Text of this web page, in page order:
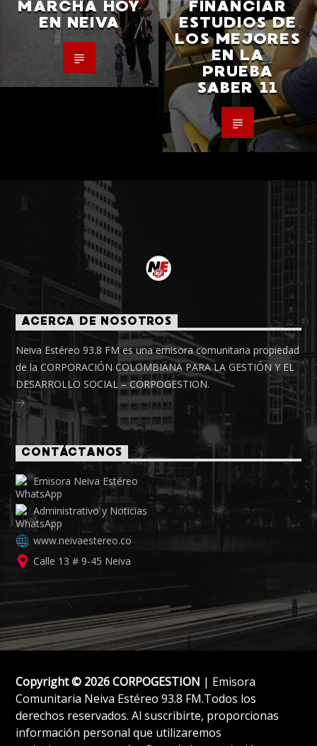
MARCHA HOY
EN NEIVA
FINANCIAR
ESTUDIOS DE
LOS MEJORES
EN LA
PRUEBA
SABER 11
ACERCA DE NOSOTROS
Neiva Estéreo 93.8 FM es una emisora comunitaria propiedad
de la CORPORACIÓN COLOMBIANA PARA LA GESTIÓN Y EL
DESARROLLO SOCIAL – CORPOGESTION.
CONTÁCTANOS
Emisora Neiva Estéreo
Administrativo y Noticias
www.neivaestereo.co
Calle 13 # 9-45 Neiva
Copyright © 2026 CORPOGESTION | Emisora
Comunitaria Neiva Estéreo 93.8 FM.Todos los
derechos reservados. Al suscribirte, proporcionas
información personal que utilizaremos